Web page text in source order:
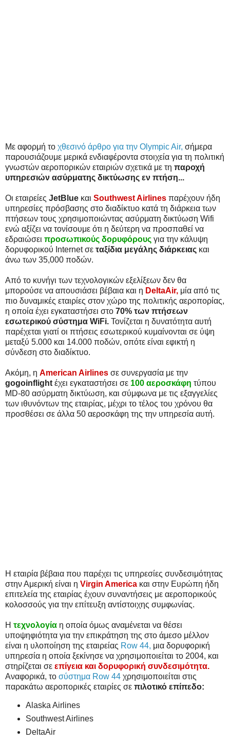
Με αφορμή το χθεσινό άρθρο για την Olympic Air, σήμερα
παρουσιάζουμε μερικά ενδιαφέροντα στοιχεία για τη πολιτική
γνωστών αεροπορικών εταιριών σχετικά με τη παροχή
υπηρεσιών ασύρματης δικτύωσης εν πτήση...
Οι εταιρείες JetBlue και Southwest Airlines παρέχουν ήδη
υπηρεσίες πρόσβασης στο διαδίκτυο κατά τη διάρκεια των
πτήσεων τους χρησιμοποιώντας ασύρματη δικτύωση Wifi
ενώ αξίζει να τονίσουμε ότι η δεύτερη να προσπαθεί να
εδραιώσει προσωπικούς δορυφόρους για την κάλυψη
δορυφορικού Internet σε ταξίδια μεγάλης διάρκειας και
άνω των 35,000 ποδών.
Από το κυνήγι των τεχνολογικών εξελίξεων δεν θα
μπορούσε να απουσιάσει βέβαια και η DeltaAir, μία από τις
πιο δυναμικές εταιρίες στον χώρο της πολιτικής αεροπορίας,
η οποία έχει εγκαταστήσει στο 70% των πτήσεων
εσωτερικού σύστημα WiFi. Τονίζεται η δυνατότητα αυτή
παρέχεται γιατί οι πτήσεις εσωτερικού κυμαίνονται σε ύψη
μεταξύ 5.000 και 14.000 ποδών, οπότε είναι εφικτή η
σύνδεση στο διαδίκτυο.
Ακόμη, η American Airlines σε συνεργασία με την
gogoinflight έχει εγκαταστήσει σε 100 αεροσκάφη τύπου
MD-80 ασύρματη δικτύωση, και σύμφωνα με τις εξαγγελίες
των ιθυνόντων της εταιρίας, μέχρι το τέλος του χρόνου θα
προσθέσει σε άλλα 50 αεροσκάφη της την υπηρεσία αυτή.
Η εταιρία βέβαια που παρέχει τις υπηρεσίες συνδεσιμότητας
στην Αμερική είναι η Virgin America και στην Ευρώπη ήδη
επιτελεία της εταιρίας έχουν συναντήσεις με αεροπορικούς
κολοσσούς για την επίτευξη αντίστοιχης συμφωνίας.
Η τεχνολογία η οποία όμως αναμένεται να θέσει
υποψηφιότητα για την επικράτηση της στο άμεσο μέλλον
είναι η υλοποίηση της εταιρείας Row 44, μια δορυφορική
υπηρεσία η οποία ξεκίνησε να χρησιμοποιείται το 2004, και
στηρίζεται σε επίγεια και δορυφορική συνδεσιμότητα.
Αναφορικά, το σύστημα Row 44 χρησιμοποιείται στις
παρακάτω αεροπορικές εταιρίες σε πιλοτικό επίπεδο:
Alaska Airlines
Southwest Airlines
DeltaAir